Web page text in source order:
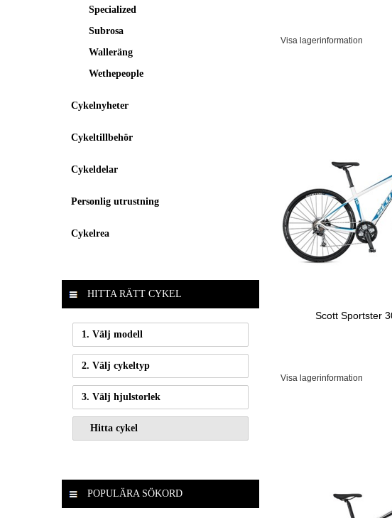
Specialized
Subrosa
Walleräng
Wethepeople
Cykelnyheter
Cykeltillbehör
Cykeldelar
Personlig utrustning
Cykelrea
HITTA RÄTT CYKEL
1. Välj modell
2. Välj cykeltyp
3. Välj hjulstorlek
POPULÄRA SÖKORD
Visa lagerinformation
Scott Sportster
Visa lagerinformation